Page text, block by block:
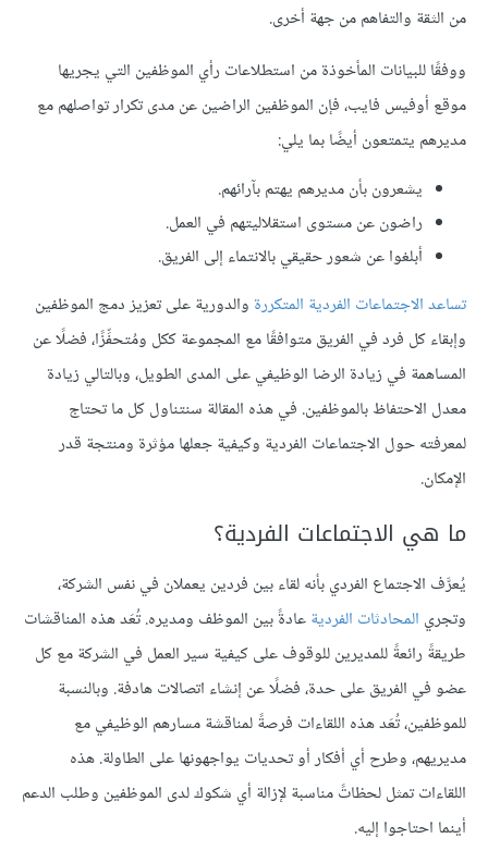
من الثقة والتفاهم من جهة أخرى.
ووفقًا للبيانات المأخوذة من استطلاعات رأي الموظفين التي يجريها
موقع أوفيس فايب، فإن الموظفين الراضين عن مدى تكرار تواصلهم مع
مديرهم يتمتعون أيضًا بما يلي:
يشعرون بأن مديرهم يهتم بآرائهم.
راضون عن مستوى استقلاليتهم في العمل.
أبلغوا عن شعور حقيقي بالانتماء إلى الفريق.
تساعد الاجتماعات الفردية المتكررة والدورية على تعزيز دمج الموظفين
وإبقاء كل فرد في الفريق متوافقًا مع المجموعة ككل ومُتحفِّزًا، فضلًا عن
المساهمة في زيادة الرضا الوظيفي على المدى الطويل، وبالتالي زيادة
معدل الاحتفاظ بالموظفين. في هذه المقالة سنتناول كل ما تحتاج
لمعرفته حول الاجتماعات الفردية وكيفية جعلها مؤثرة ومنتجة قدر
الإمكان.
ما هي الاجتماعات الفردية؟
يُعرَّف الاجتماع الفردي بأنه لقاء بين فردين يعملان في نفس الشركة،
وتجري المحادثات الفرديةعادةً بين الموظف ومديره. تُعَد هذه المناقشات
طريقةً رائعةً للمديرين للوقوف على كيفية سير العمل في الشركة مع كل
عضو في الفريق على حدة، فضلًا عن إنشاء اتصالات هادفة. وبالنسبة
للموظفين، تُعَد هذه اللقاءات فرصةً لمناقشة مسارهم الوظيفي مع
مديريهم، وطرح أي أفكار أو تحديات يواجهونها على الطاولة. هذه
اللقاءات تمثل لحظاتً مناسبة لإزالة أي شكوك لدى الموظفين وطلب الدعم
أينما احتاجوا إليه.